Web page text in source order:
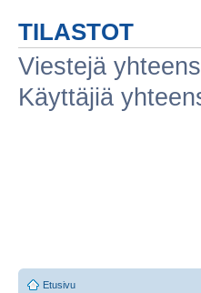
TILASTOT
Viestejä
Käyttäjiä
Etusivu